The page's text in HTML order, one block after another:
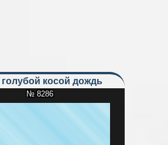
голубой косой дождь
№ 8286